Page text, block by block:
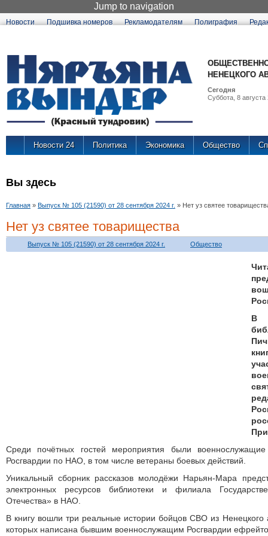
Jump to navigation
Новости Подшивка номеров Рекламодателям Полиграфия
НЕНЕЦКОГО
Сегодня
Суббота, 8 августа
Новости 24 Политика Экономика Общество
Вы здесь
Главная » Выпуск № 105 (21590) от 28 сентября 2024 г. » Нет уз святее
Нет уз святее товарищества
Выпуск № 105 (21590) от 28 сентября 2024 г. Общество
В
Среди почётных гостей мероприятия были
Росгвардии по НАО, в том числе ветераны боевых действий.
Уникальный сборник рассказов молодёжи Нарьян-Мара
электронных ресурсов библиотеки и филиала
Отечества» в НАО.
В книгу вошли три реальные истории бойцов СВО из Ненецкого
которых написана бывшим военнослужащим Росгвардии